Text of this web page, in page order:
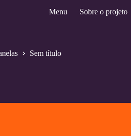
Menu Sobre o projeto
Sem título